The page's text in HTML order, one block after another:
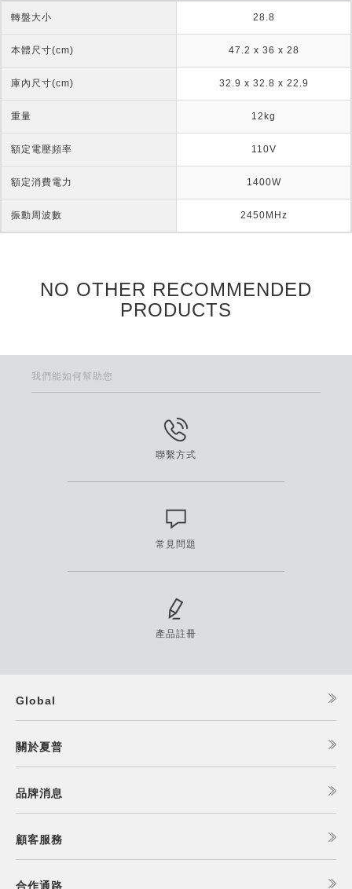
轉盤大小 28.8
本體尺寸(cm) 47.2 x 36 x 28
庫內尺寸(cm) 32.9 x 32.8 x 22.9
重量 12kg
額定電壓頻率 110V
額定消費電力 1400W
振動周波數 2450MHz
NO OTHER RECOMMENDED
PRODUCTS
我們能如何幫助您
聯繫方式
常見問題
產品註冊
Global
關於夏普
品牌消息
顧客服務
合作通路